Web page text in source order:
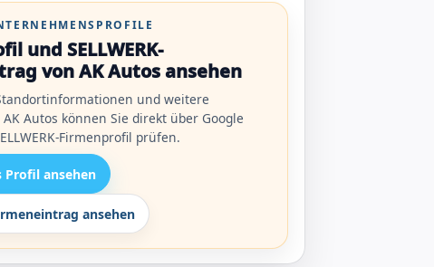
und SELLWERK-
von AK Autos ansehen
und weitere
Autos können Sie direkt über Google
Firmenprofil prüfen.
Profil ansehen
ansehen